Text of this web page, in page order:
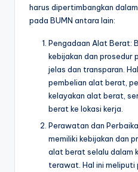
harus dipertimbangkan
pada BUMN antara lain:
Pengadaan Alat Berat:
kebijakan dan prosedur
jelas dan transparan.
pembelian alat berat,
kelayakan alat berat,
berat ke lokasi kerja.
Perawatan dan
memiliki kebijakan dan
alat berat selalu dalam
terawat. Hal ini